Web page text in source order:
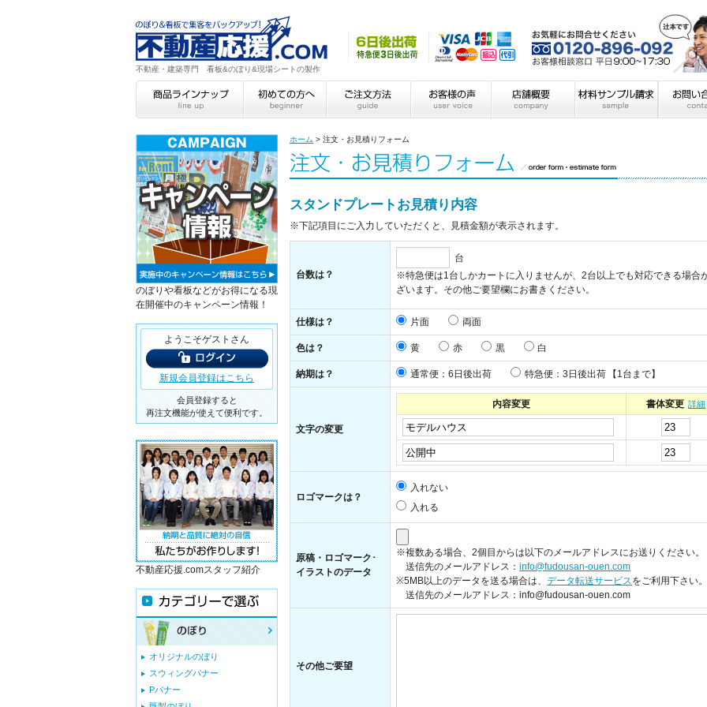
不動産・建築専門 看板&のぼり&現場シートの製作
ホーム > 注文・お見積りフォーム
スタンドプレートお見積り内容
※下記項目にご入力していただくと、見積金額が表示されます。
台数は？
台
※特急便は1台しかカートに入りませんが、2台以上でも対応できる場合
ざいます。その他ご要望欄にお書きください。
仕様は？ 片面 両面
色は？ 黄 赤 黒 白
納期は？ 通常便：6日後出荷 特急便：3日後出荷 【1台まで】
文字の変更
内容変更 書体変更 詳細
ロゴマークは？
入れない
入れる
原稿・ロゴマーク･
イラストのデータ
※複数ある場合、2個目からは以下のメールアドレスにお送りください。
送信先のメールアドレス：info@fudousan-ouen.com
※5MB以上のデータを送る場合は、データ転送サービスをご利用下さい
送信先のメールアドレス：info@fudousan-ouen.com
その他ご要望
のぼりや看板などがお得になる現
在開催中のキャンペーン情報！
ようこそゲストさん
新規会員登録はこちら
会員登録すると
再注文機能が使えて便利です。
不動産応援.comスタッフ紹介
オリジナルのぼり
スウィングバナー
Pバナー